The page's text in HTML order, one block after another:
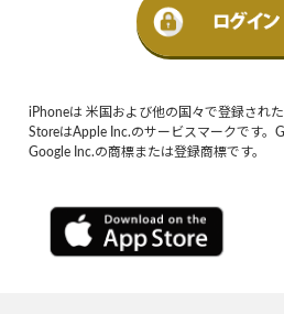
iPhoneは 米国および他の国々で登録され
StoreはApple Inc.のサービスマークです。
Google Inc.の商標または登録商標です。